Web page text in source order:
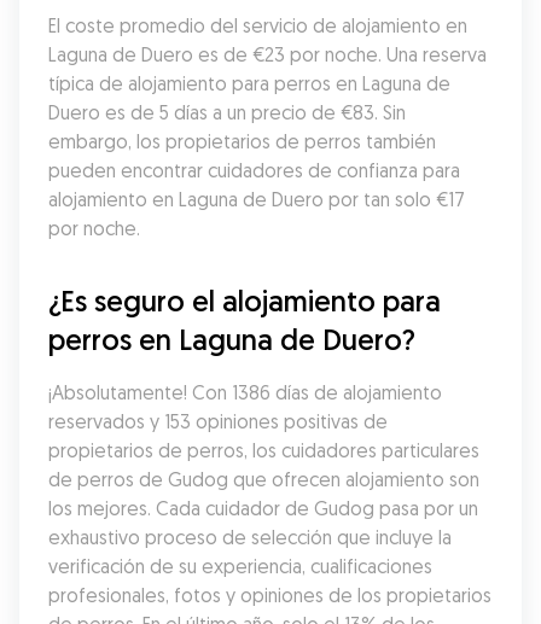
El coste promedio del servicio de alojamiento en
Laguna de Duero es de €23 por noche. Una reserva
típica de alojamiento para perros en Laguna de
Duero es de 5 días a un precio de €83. Sin
embargo, los propietarios de perros también
pueden encontrar cuidadores de confianza para
alojamiento en Laguna de Duero por tan solo €17
por noche.
¿Es seguro el alojamiento para
perros en Laguna de Duero?
¡Absolutamente! Con 1386 días de alojamiento
reservados y 153 opiniones positivas de
propietarios de perros, los cuidadores particulares
de perros de Gudog que ofrecen alojamiento son
los mejores. Cada cuidador de Gudog pasa por un
exhaustivo proceso de selección que incluye la
verificación de su experiencia, cualificaciones
profesionales, fotos y opiniones de los propietarios